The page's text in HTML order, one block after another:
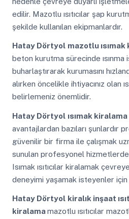
edilir. Mazotlu ısıtıcılar şap
şekilde kullanılan ekipmanlardır.
Hatay Dörtyol mazotlu
beton kurutma sürecinde ısınma
buharlaştırarak kurumasını
alırken öncelikle ihtiyacınız olan
belirlemeniz önemlidir.
Hatay Dörtyol ısımak kiralama
avantajlardan bazıları şunlardır
güvenilir bir firma ile çalışmak
sunulan profesyonel
Isımak ısıtıcılar kiralamak
deneyimi yaşamak isteyenler
Hatay Dörtyol kiralık inşaat
kiralamamazotlu ısıtıcılar